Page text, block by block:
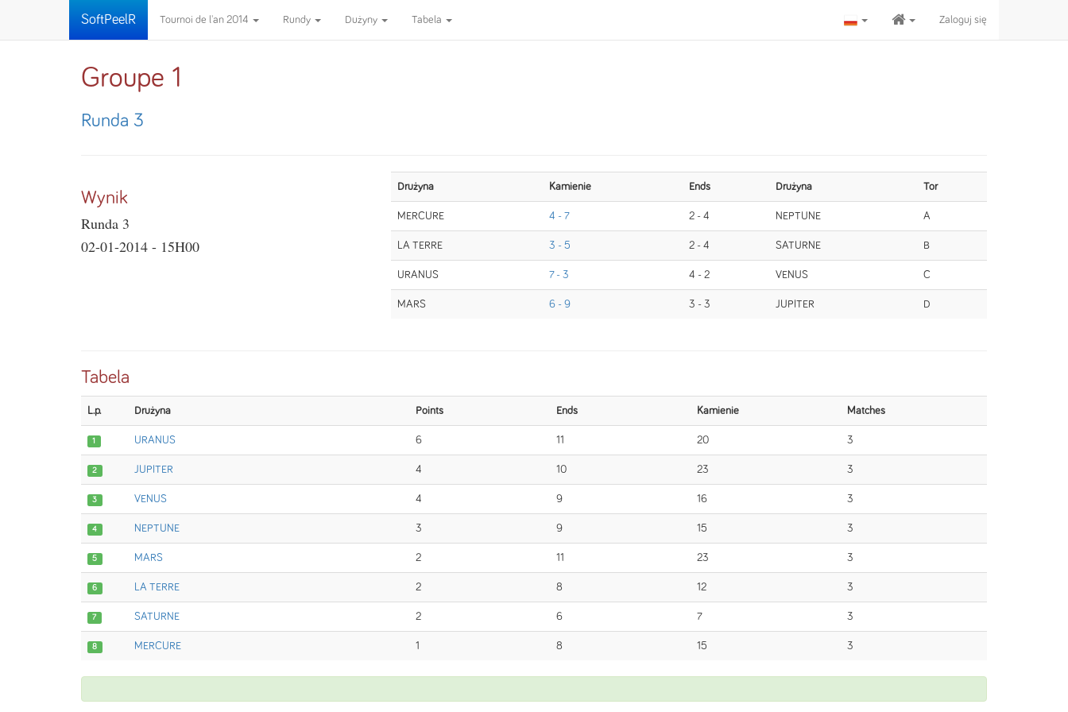
SoftPeelR Tournoi de l'an 2014 Rundy Dużyny Tabela Zaloguj się
Groupe 1
Runda 3
Wynik
Runda 3
02-01-2014 - 15H00
Drużyna Kamienie Ends Drużyna Tor
MERCURE 4 - 7 2 - 4 NEPTUNE A
LA TERRE 3 - 5 2 - 4 SATURNE B
URANUS 7 - 3 4 - 2 VENUS C
MARS 6 - 9 3 - 3 JUPITER D
Tabela
L.p. Drużyna Points Ends Kamienie Matches
1 URANUS 6 11 20 3
2 JUPITER 4 10 23 3
3 VENUS 4 9 16 3
4 NEPTUNE 3 9 15 3
5 MARS 2 11 23 3
6 LA TERRE 2 8 12 3
7 SATURNE 2 6 7 3
8 MERCURE 1 8 15 3